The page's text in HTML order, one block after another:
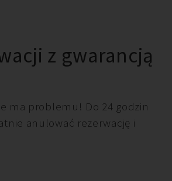
z gwarancją
ma problemu! Do 24 godzin
anulować rezerwację i